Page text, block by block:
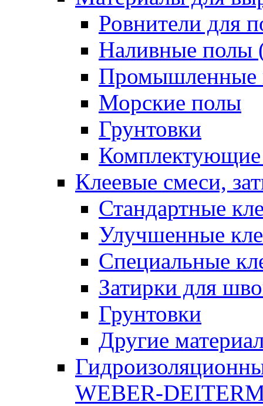
Ровнители для
Наливные полы
Промышленные
Морские полы
Грунтовки
Клеевые смеси,
Стандартные
Улучшенные
Специальные
Затирки для
Грунтовки
Другие
WEBER-